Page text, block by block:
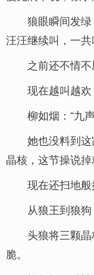
狼眼瞬间发
汪汪继续叫，一共
之前还不情不
现在越叫越欢
柳如烟：“九
她也没料到
晶核，这节操说掉
现在还扫地般
从狼王到狼狗
头狼将三颗
脆。